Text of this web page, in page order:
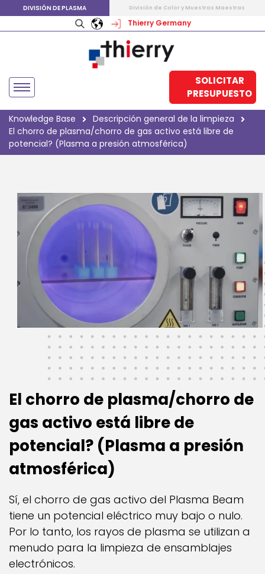
DIVISIÓN DE PLASMA División de Color y Muestras Maestras
Thierry Germany
SOLICITAR
PRESUPUESTO
Knowledge Base
Descripción general de la limpieza
El chorro de plasma/chorro de gas activo está libre de
potencial? (Plasma a presión atmosférica)
El chorro de plasma/chorro de
gas activo está libre de
potencial? (Plasma a presión
atmosférica)
Sí­, el chorro de gas activo del Plasma Beam
tiene un potencial eléctrico muy bajo o nulo.
Por lo tanto, los rayos de plasma se utilizan a
menudo para la limpieza de ensamblajes
electrónicos.